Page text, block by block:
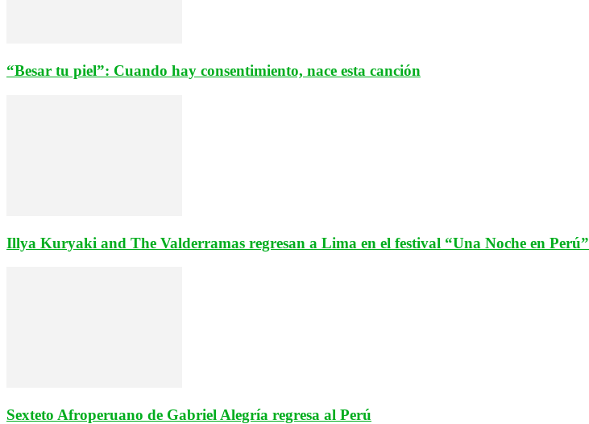
“Besar tu piel”: Cuando hay consentimiento, nace esta canción
Illya Kuryaki and The Valderramas regresan a Lima en el festival “Una Noche en Perú”
Sexteto Afroperuano de Gabriel Alegría regresa al Perú